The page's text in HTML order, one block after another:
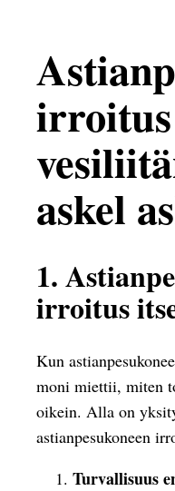
askel
1.
irroitus
Kun
moni miettii, miten
oikein. Alla on
astianpesukoneen
Turvallisuus